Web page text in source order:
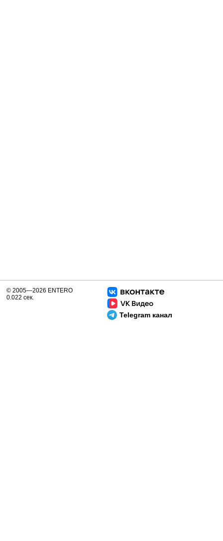
Telegram канал
© 2005—2026 ENTERO
0.022 сек.